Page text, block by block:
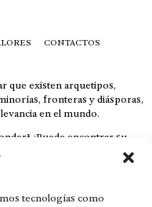
tecnologías como
CONTACTOS
que existen arquetipos,
fronteras y diásporas,
en el mundo.
¿Puede encontrar su
cuestionado espacio y
De no ser así, el que
a la sangre; seres